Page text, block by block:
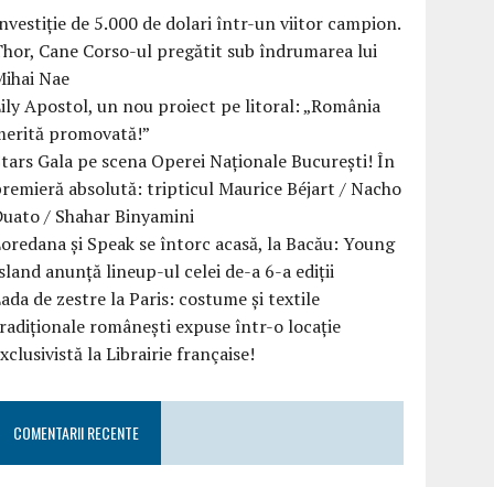
de 5.000 de dolari într-un viitor campion.
Cane Corso-ul pregătit sub îndrumarea lui
Nae
Apostol, un nou proiect pe litoral: „România
promovată!”
Gala pe scena Operei Naționale București! În
absolută: tripticul Maurice Béjart / Nacho
/ Shahar Binyamini
și Speak se întorc acasă, la Bacău: Young
anunță lineup-ul celei de-a 6-a ediții
de zestre la Paris: costume și textile
românești expuse într-o locație
la Librairie française!
COMENTARII RECENTE